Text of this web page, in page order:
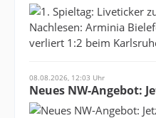
08.08.2026, 12:03 Uhr
Neues NW-Angebot: